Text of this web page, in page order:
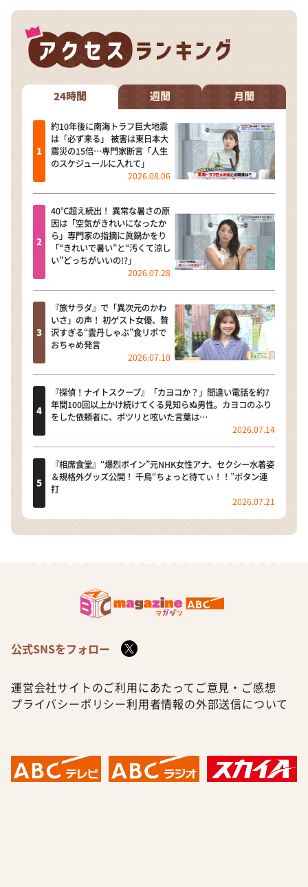
24時間 週間 月間
約10年後に南海トラフ巨大地震
は「必ず来る」 被害は東日本大
震災の15倍…専門家断言「人生
のスケジュールに入れて」
2026.08.06
40℃超え続出！ 異常な暑さの原
因は「空気がきれいになったか
ら」専門家の指摘に眞鍋かをり
「“きれいで暑い”と“汚くて涼し
い”どっちがいいの!?」
2026.07.28
『旅サラダ』で「異次元のかわ
いさ」の声！ 初ゲスト女優、贅
沢すぎる“雲丹しゃぶ”食リポで
おちゃめ発言
2026.07.10
『探偵！ナイトスクープ』「カヨコか？」間違い電話を約7
年間100回以上かけ続けてくる見知らぬ男性。カヨコのふり
をした依頼者に、ポツリと呟いた言葉は…
2026.07.14
『相席食堂』“爆烈ボイン”元NHK女性アナ、セクシー水着姿
＆規格外グッズ公開！ 千鳥“ちょっと待てぃ！！”ボタン連
打
2026.07.21
公式SNSをフォロー
運営会社サイトのご利用にあたって ご意見・ご感想
プライバシーポリシー利用者情報の外部送信について